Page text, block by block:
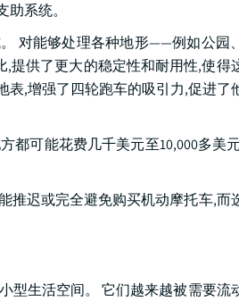
系统。
对能够处理各种地形——例如公园
供了更大的稳定性和耐用性,使得
,增强了四轮跑车的吸引力,促进了
都可能花费几千美元至10,000多美
推迟或完全避免购买机动摩托车,而
型生活空间。 它们越来越被需要流